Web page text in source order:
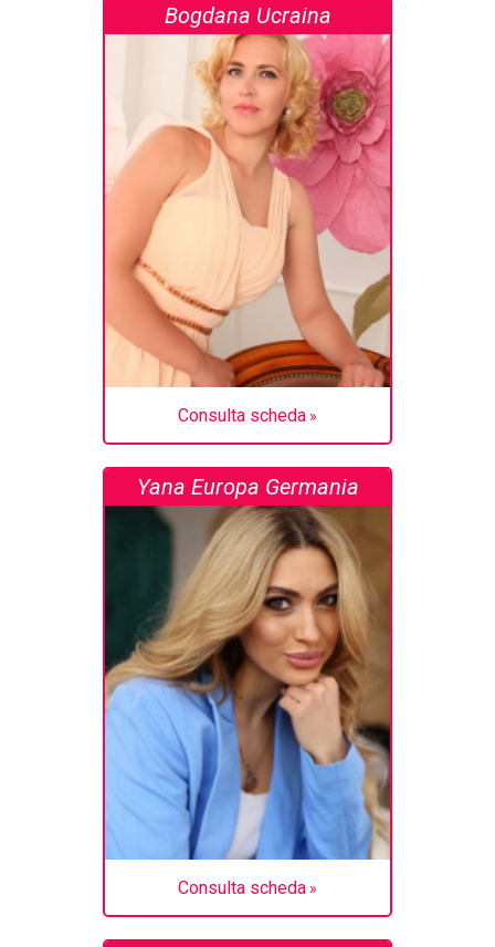
Bogdana Ucraina
Consulta scheda
Yana Europa Germania
Consulta scheda